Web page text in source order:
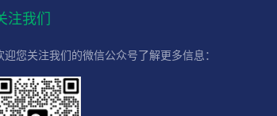
注我们
迎您关注我们的微信公众号了解更多信息：